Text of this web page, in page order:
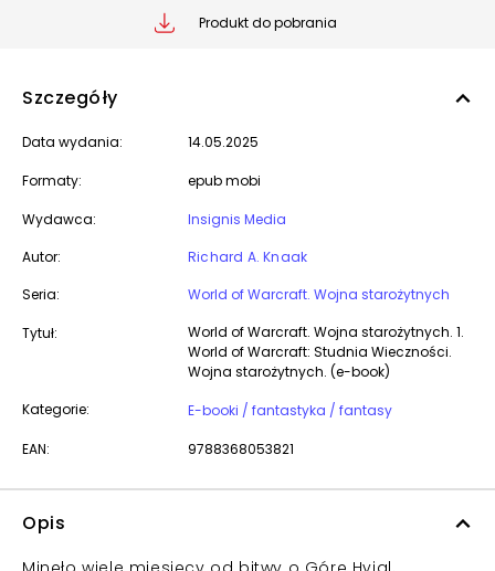
Produkt do pobrania
Szczegóły
Data wydania: 14.05.2025
Formaty: epub mobi
Wydawca:
Insignis Media
Autor:
Richard A. Knaak
Seria:
World of Warcraft. Wojna starożytnych
Tytuł:
World of Warcraft. Wojna starożytnych. 1.
World of Warcraft: Studnia Wieczności.
Wojna starożytnych. (e-book)
Kategorie:
E-booki / fantastyka / fantasy
EAN: 9788368053821
Opis